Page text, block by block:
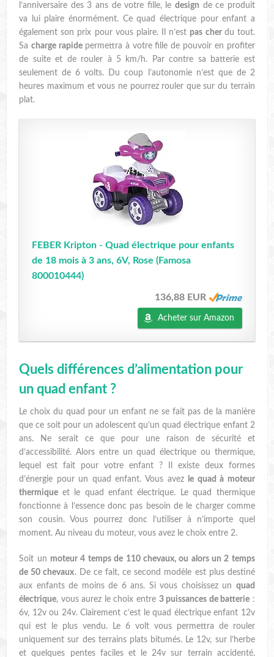
l’anniversaire des 3 ans de votre fille, le design de ce produit
va lui plaire énormément. Ce quad électrique pour enfant a
également son prix pour vous plaire. Il n’est pas cher du tout.
Sacharge rapide permettra à votre fille de pouvoir en profiter
de suite et de rouler à 5 km/h. Par contre sa batterie est
seulement de 6 volts. Du coup l’autonomie n’est que de 2
heures maximum et vous ne pourrez rouler que sur du terrain
plat.
FEBER Kripton - Quad électrique pour enfants
de 18 mois à 3 ans, 6V, Rose (Famosa
800010444)
136,88 EUR
Acheter sur Amazon
Quels différences d’alimentation pour
un quad enfant ?
Le choix du quad pour un enfant ne se fait pas de la manière
que ce soit pour un adolescent qu’un quad électrique enfant 2
ans. Ne serait ce que pour une raison de sécurité et
d’accessibilité. Alors entre un quad électrique ou thermique,
lequel est fait pour votre enfant ? Il existe deux formes
d’énergie pour un quad enfant. Vous avez
le quad à moteur
thermique et le quad enfant électrique. Le quad thermique
fonctionne à l’essence donc pas besoin de le charger comme
son cousin. Vous pourrez donc l’utiliser à n’importe quel
moment. Au niveau du moteur, vous avez le choix entre 2.
Soit un moteur 4 temps de 110 chevaux, ou alors un 2 temps
de 50 chevaux. De ce fait, ce second modèle est plus destiné
aux enfants de moins de 6 ans. Si vous choisissez un quad
électrique, vous aurez le choix entre 3 puissances de batterie :
6v, 12v ou 24v. Clairement c’est le quad électrique enfant 12v
qui est le plus vendu. Le 6 volt vous permettra de rouler
uniquement sur des terrains plats bitumés. Le 12v, sur l’herbe
et quelques pentes faciles et le 24v sur terrain accidenté.